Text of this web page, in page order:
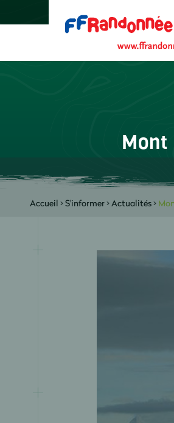
Accueil >S'informer>Actualités>